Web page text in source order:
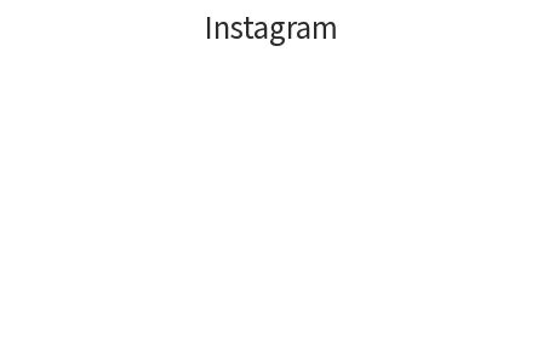
Instagram